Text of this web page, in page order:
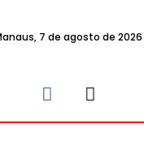
7 de agosto de 2026